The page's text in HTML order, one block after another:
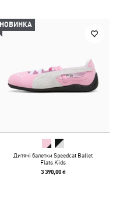
НОВИНКА
Дитячі балетки Speedcat Ballet
Flats Kids
3 390,00 ₴